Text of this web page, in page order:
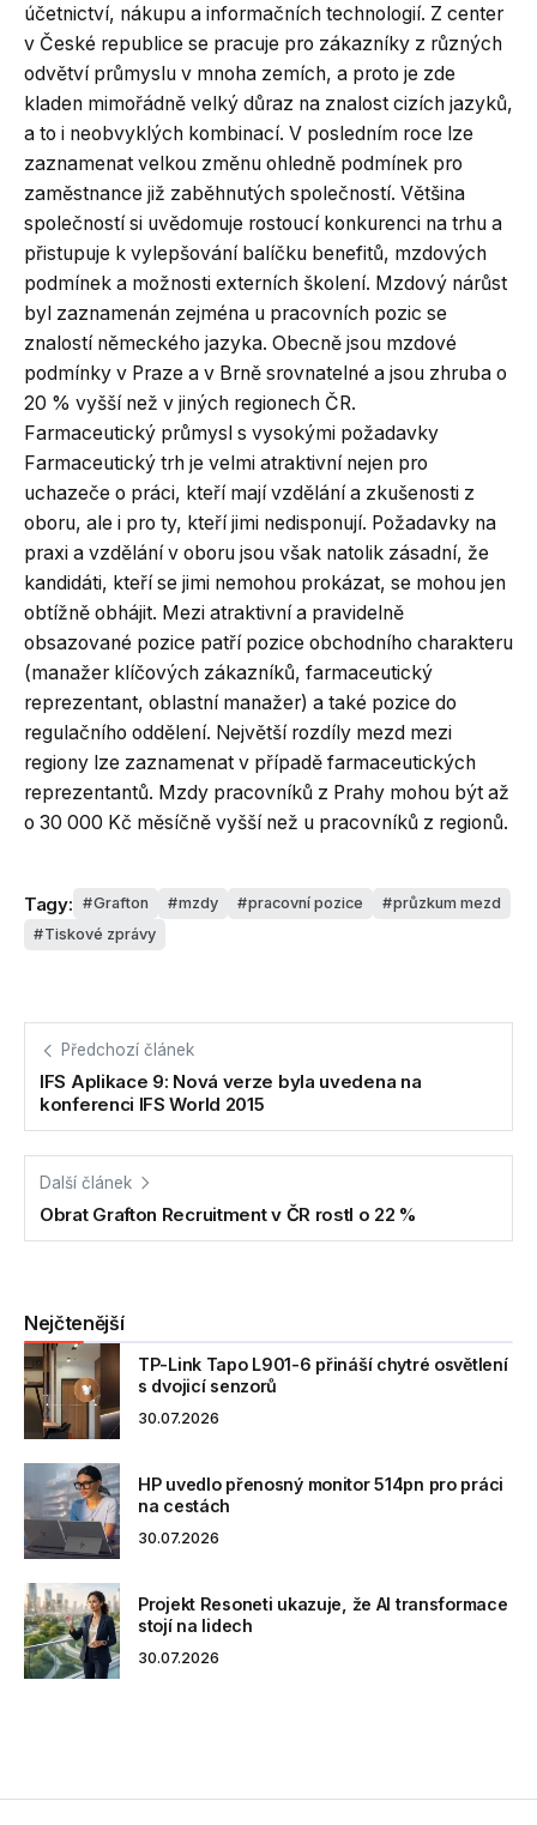
účetnictví, nákupu a informačních technologií. Z center
v České republice se pracuje pro zákazníky z různých
odvětví průmyslu v mnoha zemích, a proto je zde
kladen mimořádně velký důraz na znalost cizích jazyků,
a to i neobvyklých kombinací. V posledním roce lze
zaznamenat velkou změnu ohledně podmínek pro
zaměstnance již zaběhnutých společností. Většina
společností si uvědomuje rostoucí konkurenci na trhu a
přistupuje k vylepšování balíčku benefitů, mzdových
podmínek a možnosti externích školení. Mzdový nárůst
byl zaznamenán zejména u pracovních pozic se
znalostí německého jazyka. Obecně jsou mzdové
podmínky v Praze a v Brně srovnatelné a jsou zhruba o
20 % vyšší než v jiných regionech ČR.
Farmaceutický průmysl s vysokými požadavky
Farmaceutický trh je velmi atraktivní nejen pro
uchazeče o práci, kteří mají vzdělání a zkušenosti z
oboru, ale i pro ty, kteří jimi nedisponují. Požadavky na
praxi a vzdělání v oboru jsou však natolik zásadní, že
kandidáti, kteří se jimi nemohou prokázat, se mohou jen
obtížně obhájit. Mezi atraktivní a pravidelně
obsazované pozice patří pozice obchodního charakteru
(manažer klíčových zákazníků, farmaceutický
reprezentant, oblastní manažer) a také pozice do
regulačního oddělení. Největší rozdíly mezd mezi
regiony lze zaznamenat v případě farmaceutických
reprezentantů. Mzdy pracovníků z Prahy mohou být až
o 30 000 Kč měsíčně vyšší než u pracovníků z regionů.
Tagy: Grafton mzdy pracovní pozice
průzkum mezd
Tiskové zprávy
Předchozí článek
IFS Aplikace 9: Nová verze byla uvedena na
konferenci IFS World 2015
Další článek
Obrat Grafton Recruitment v ČR rostl o 22 %
Nejčtenější
TP-Link Tapo L901-6 přináší chytré osvětlení
s dvojicí senzorů
30.07.2026
HP uvedlo přenosný monitor 514pn pro práci
na cestách
30.07.2026
Projekt Resoneti ukazuje, že AI transformace
stojí na lidech
30.07.2026